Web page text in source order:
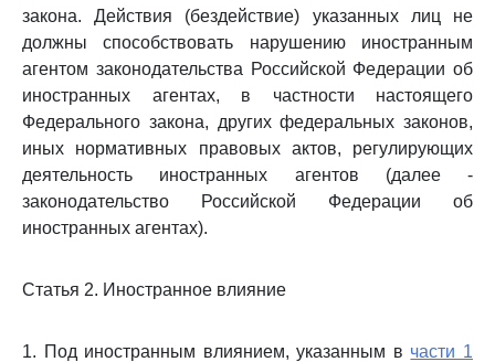
закона. Действия (бездействие) указанных лиц не
должны способствовать нарушению иностранным
агентом законодательства Российской Федерации об
иностранных агентах, в частности настоящего
Федерального закона, других федеральных законов,
иных нормативных правовых актов, регулирующих
деятельность иностранных агентов (далее -
законодательство Российской Федерации об
иностранных агентах).
Статья 2. Иностранное влияние
1. Под иностранным влиянием, указанным в части 1